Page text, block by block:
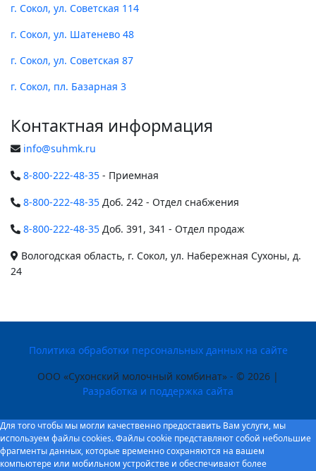
г. Сокол, ул. Советская 114
г. Сокол, ул. Шатенево 48
г. Сокол, ул. Советская 87
г. Сокол, пл. Базарная 3
Контактная информация
info@suhmk.ru
8-800-222-48-35 - Приемная
8-800-222-48-35 Доб. 242 - Отдел снабжения
8-800-222-48-35 Доб. 391, 341 - Отдел продаж
Вологодская область, г. Сокол, ул. Набережная Сухоны, д.
24
Политика обработки персональных данных на сайте
ООО «Сухонский молочный комбинат» - © 2026 |
Разработка и поддержка сайта
Для того чтобы мы могли качественно предоставить Вам услуги, мы
используем файлы cookies. Файлы cookie представляют собой небольшие
фрагменты данных, которые временно сохраняются на вашем
компьютере или мобильном устройстве и обеспечивают более